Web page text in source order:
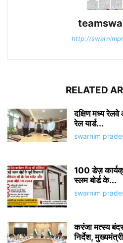
http://
RELATED
दक्षिण मध्य
रेल यार्ड...
swarnim
100 डेज़
स्लम बोर्ड के...
swarnim
करंजा मत्स्य
निर्देश,